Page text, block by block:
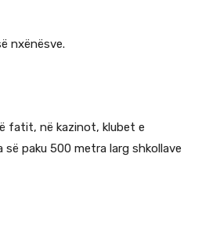
nxënësve.
fatit, në kazinot, klubet e
paku 500 metra larg shkollave